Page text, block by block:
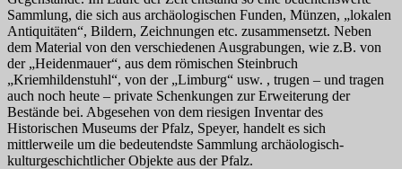
Sammlung, die sich aus archäologischen Funden, Münzen, „lokalen
Antiquitäten“, Bildern, Zeichnungen etc. zusammensetzt. Neben
dem Material von den verschiedenen Ausgrabungen, wie z.B. von
der „Heidenmauer“, aus dem römischen Steinbruch
„Kriemhildenstuhl“, von der „Limburg“ usw. , trugen – und tragen
auch noch heute – private Schenkungen zur Erweiterung der
Bestände bei. Abgesehen von dem riesigen Inventar des
Historischen Museums der Pfalz, Speyer, handelt es sich
mittlerweile um die bedeutendste Sammlung archäologisch-
kulturgeschichtlicher Objekte aus der Pfalz.